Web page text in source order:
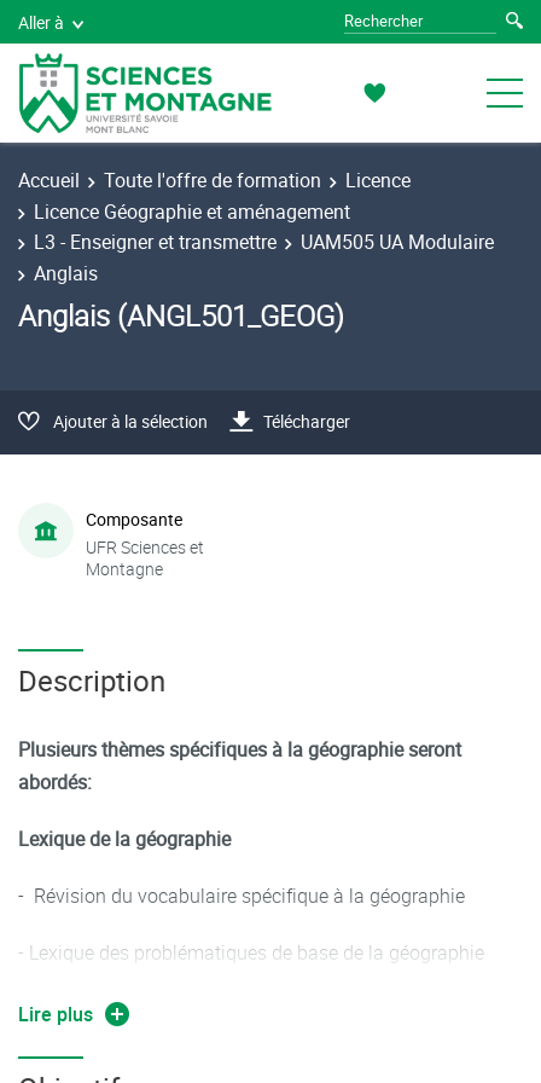
Aller à
Accueil Toute l'offre de formation
Licence
Licence Géographie et aménagement
L3 - Enseigner et transmettre
UAM505 UA Modulaire
Anglais
Anglais (ANGL501_GEOG)
Ajouter à la sélection Télécharger
Composante
UFR Sciences et
Montagne
Description
Plusieurs thèmes spécifiques à la géographie seront
abordés:
Lexique de la géographie
- Révision du vocabulaire spécifique à la géographie
- Lexique des problématiques de base de la géographie
Cartes et cartographie
- Spécificité de la cartographie en anglais
Lire plus